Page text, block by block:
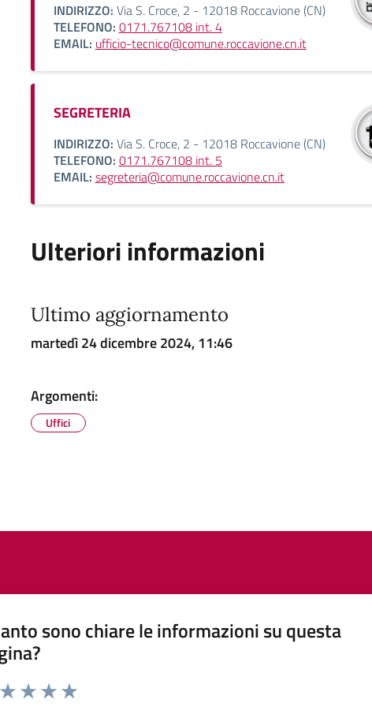
INDIRIZZO: Via S. Croce, 2 - 12018 Roccavione (CN)
TELEFONO: 0171.767108 int. 4
EMAIL: ufficio-tecnico@comune.roccavione.cn.it
SEGRETERIA
INDIRIZZO: Via S. Croce, 2 - 12018 Roccavione (CN)
TELEFONO: 0171.767108 int. 5
EMAIL: segreteria@comune.roccavione.cn.it
Ulteriori informazioni
Ultimo aggiornamento
martedì 24 dicembre 2024, 11:46
Argomenti:
Uffici
sono chiare le informazioni su questa
da 1 a 5 stelle la pagina